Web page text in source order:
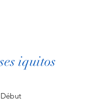
iquitos
Début